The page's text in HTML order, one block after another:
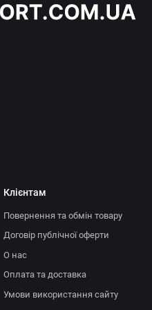
Клієнтам
Повернення та обмін товару
Договір публічної оферти
О нас
Оплата та доставка
Умови використання сайту